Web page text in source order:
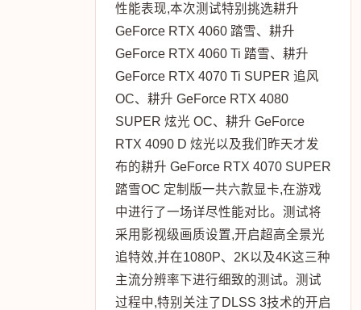
性能表现,本次测试特别挑选耕升
GeForce RTX 4060 踏雪、耕升
GeForce RTX 4060 Ti 踏雪、耕升
GeForce RTX 4070 Ti SUPER 追风
OC、耕升 GeForce RTX 4080
SUPER 炫光 OC、耕升 GeForce
RTX 4090 D 炫光以及我们昨天才发
布的耕升 GeForce RTX 4070 SUPER
踏雪OC 定制版一共六款显卡,在游戏
中进行了一场详尽性能对比。测试将
采用影视级画质设置,开启超高全景光
追特效,并在1080P、2K以及4K这三种
主流分辨率下进行细致的测试。测试
过程中,特别关注了DLSS 3技术的开启